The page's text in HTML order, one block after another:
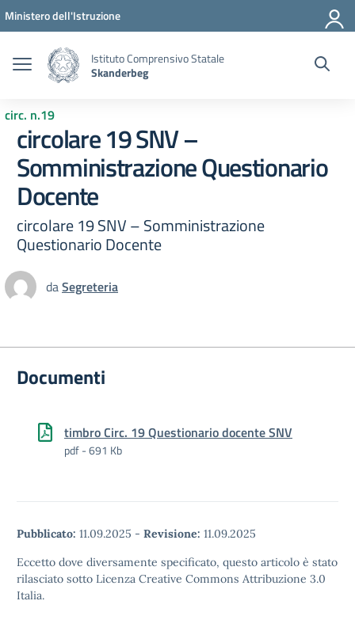
Vai ai contenuti
Vai al menu di navigazione
Vai al footer
Ministero dell'Istruzione
Istituto Comprensivo Statale
Skanderbeg
circ. n.19
circolare 19 SNV –
Somministrazione Questionario
Docente
circolare 19 SNV – Somministrazione
Questionario Docente
daSegreteria
Documenti
timbro Circ. 19 Questionario docente SNV
pdf - 691 Kb
Pubblicato: 11.09.2025 - Revisione: 11.09.2025
Eccetto dove diversamente specificato, questo articolo è stato
rilasciato sotto Licenza Creative Commons Attribuzione 3.0
Italia.